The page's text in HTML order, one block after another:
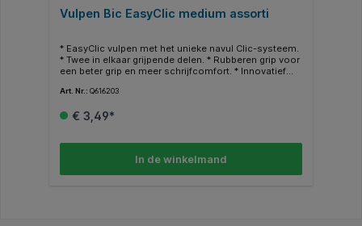
Vulpen Bic EasyClic medium assorti
* EasyClic vulpen met het unieke navul Clic-systeem.
* Twee in elkaar grijpende delen. * Rubberen grip voor
een beter grip en meer schrijfcomfort. * Innovatief
Geschikt voor zowel rechtshandigen als
Art. Nr.: Q616203
€ 3,49*
In de winkelmand